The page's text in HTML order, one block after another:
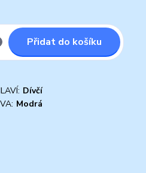
Přidat do košíku
Dívčí
Modrá